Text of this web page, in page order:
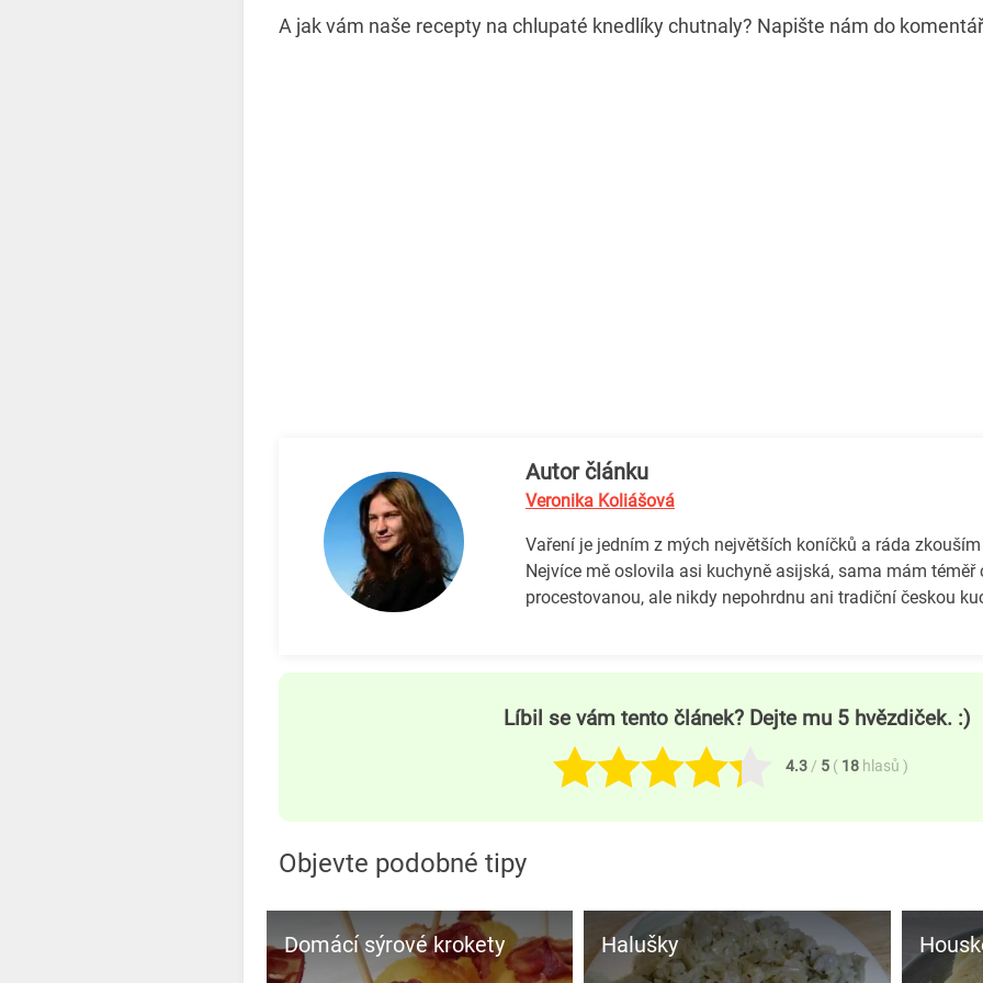
A jak vám naše recepty na chlupaté knedlíky chutnaly? Napište nám do
Autor článku
Veronika Koliášová
Vaření je jedním z mých největších koníčků a ráda
Nejvíce mě oslovila asi kuchyně asijská, sama mám téměř
procestovanou, ale nikdy nepohrdnu ani tradiční českou
Líbil se vám tento článek? Dejte mu 5 hvězdiček. :)
4.3 / 5 ( 18 hlasů )
Objevte podobné tipy
Domácí sýrové krokety Halušky